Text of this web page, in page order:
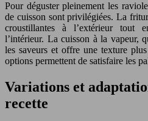
Pour déguster pleinement les
de cuisson sont privilégiées. La
croustillantes à l’extérieur tout
l’intérieur. La cuisson à la vapeur,
les saveurs et offre une texture
options permettent de satisfaire les
Variations et
recette